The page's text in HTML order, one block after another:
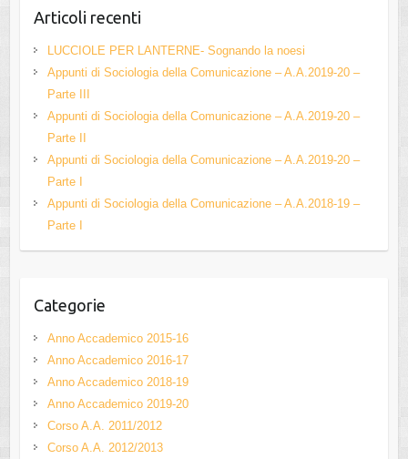
e
b
o
o
k
er
u
b
e
h
a
n
Articoli recenti
LUCCIOLE PER LANTERNE- Sognando la noesi
Appunti di Sociologia della Comunicazione – A.A.2019-20 –
Parte III
Appunti di Sociologia della Comunicazione – A.A.2019-20 –
Parte II
Appunti di Sociologia della Comunicazione – A.A.2019-20 –
Parte I
Appunti di Sociologia della Comunicazione – A.A.2018-19 –
Parte I
Categorie
Anno Accademico 2015-16
Anno Accademico 2016-17
Anno Accademico 2018-19
Anno Accademico 2019-20
Corso A.A. 2011/2012
Corso A.A. 2012/2013